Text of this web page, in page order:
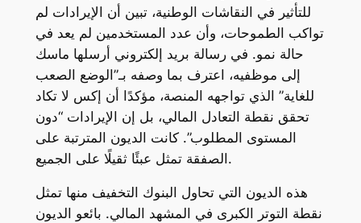
للتأثير في النقاشات الوطنية، تبين أن الإيرادات لم
تواكب الطموحات، وأن عدد المستخدمين لم يعد في
حالة نمو. في رسالة بريد إلكتروني أرسلها ماسك
إلى موظفيه، اعترف بما وصفه بـ”الوضع الصعب
للغاية” الذي تواجهه المنصة، مؤكدًا أن إكس لا تكاد
تحقق نقطة التعادل المالي، بل إن الإيرادات “دون
المستوى المطلوب”. كانت الديون المترتبة على
الصفقة تمثل عبئًا ثقيلًا على الجميع.
هذه الديون التي تحاول البنوك التخفيف منها تمثل
نقطة التوتر الكبرى في المشهد المالي. بائعو الديون